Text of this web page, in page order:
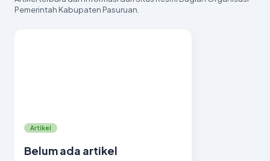
Pemerintah Kabupaten Pasuruan.
Artikel
Belum ada artikel